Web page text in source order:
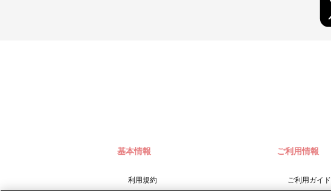
基本情報
利用規約
ご利用情報
ご利用ガイド